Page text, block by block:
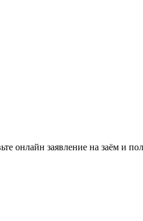
онлайн заявление на заём и